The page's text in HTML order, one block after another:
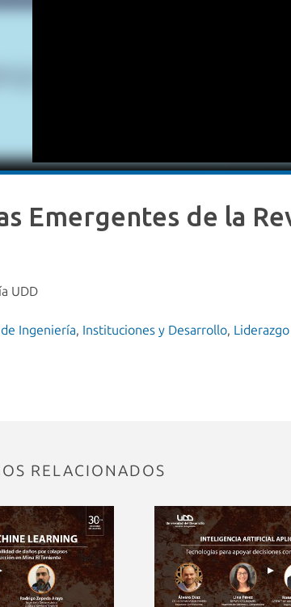
Emergentes de la
UDD
Ingeniería, Instituciones y Desarrollo,
RELACIONADOS